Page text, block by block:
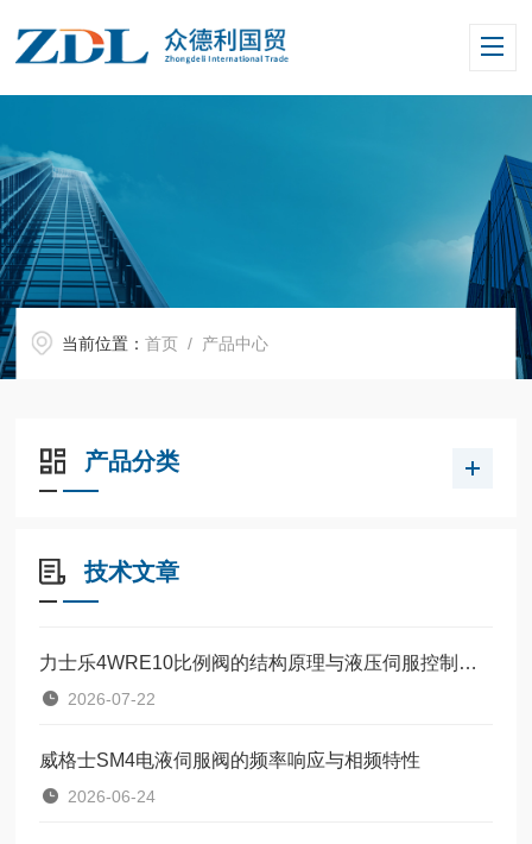
当前位置：首页 / 产品中心
产品分类
技术文章
力士乐4WRE10比例阀的结构原理与液压伺服控制技术
2026-07-22
威格士SM4电液伺服阀的频率响应与相频特性
2026-06-24